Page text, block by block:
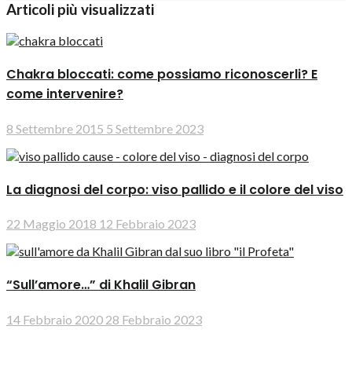
Articoli più visualizzati
Chakra bloccati: come possiamo riconoscerli? E
come intervenire?
8 Settembre 2015 5 Settembre 2023
La diagnosi del corpo: viso pallido e il colore del viso
22 Maggio 2018 12 Febbraio 2023
“Sull’amore…” di Khalil Gibran
14 Febbraio 2020 28 Febbraio 2023